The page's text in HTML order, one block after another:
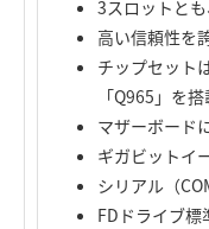
3スロットと
高い信頼性を
チップセット
「Q965」を搭
マザーボード
ギガビットイ
シリアル（
FDドライブ